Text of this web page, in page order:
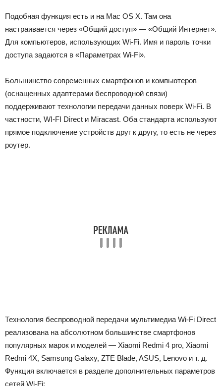
Подобная функция есть и на Mac OS X. Там она
настраивается через «Общий доступ» — «Общий Интернет».
Для компьютеров, использующих Wi-Fi. Имя и пароль точки
доступа задаются в «Параметрах Wi-Fi».
Большинство современных смартфонов и компьютеров
(оснащенных адаптерами беспроводной связи)
поддерживают технологии передачи данных поверх Wi-Fi. В
частности, WI-FI Direct и Miracast. Оба стандарта используют
прямое подключение устройств друг к другу, то есть не через
роутер.
Технология беспроводной передачи мультимедиа Wi-Fi Direct
реализована на абсолютном большинстве смартфонов
популярных марок и моделей — Xiaomi Redmi 4 pro, Xiaomi
Redmi 4X, Samsung Galaxy, ‎ZTE Blade, ASUS, Lenovo и т. д.
Функция включается в разделе дополнительных параметров
сетей Wi-Fi: